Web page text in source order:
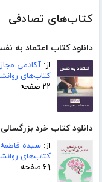
کتاب‌های تصادفی
دانلود کتاب اعتماد به
از: آکادمی
کتاب‌های
۲۲ صفحه
دانلود کتاب خرد بزرگسالی:365 هدیه برای 365 روز سال
از: سیده
کتاب‌های
۶۹ صفحه